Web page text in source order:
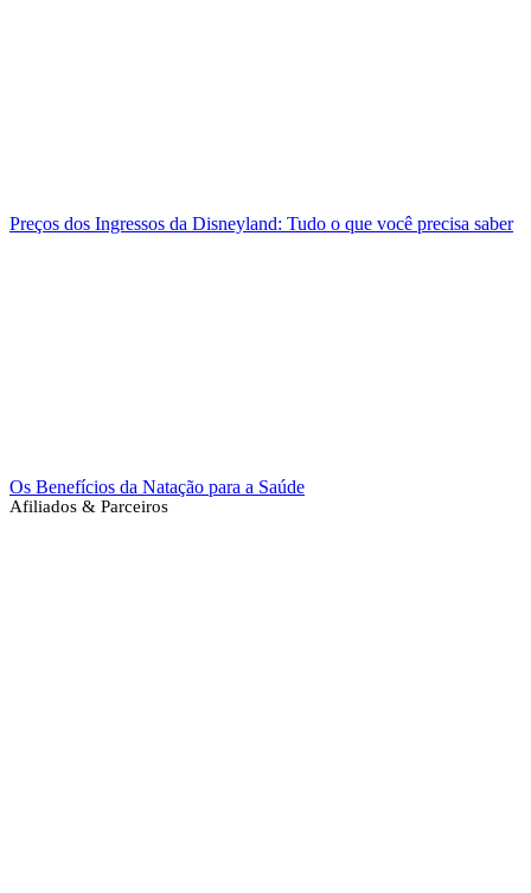
Preços dos Ingressos da Disneyland: Tudo o que você precisa saber
Os Benefícios da Natação para a Saúde
Afiliados & Parceiros